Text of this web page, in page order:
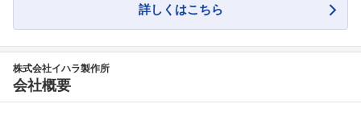
フォローしました
詳しくはこちら
株式会社イハラ製作所
会社概要